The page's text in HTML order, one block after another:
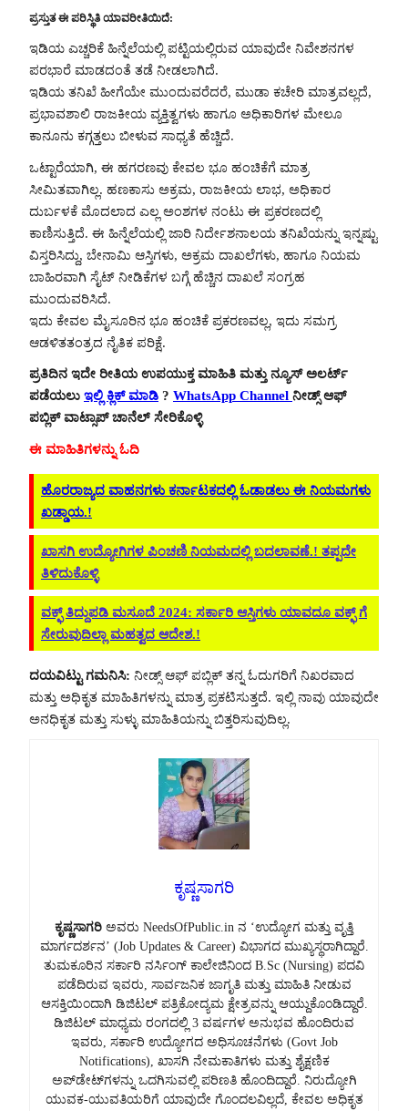
ಪ್ರಸ್ತುತ ಈ ಪರಿಸ್ಥಿತಿ ಯಾವರೀತಿಯಿದೆ:
ಇಡಿಯ ಎಚ್ಚರಿಕೆ ಹಿನ್ನೆಲೆಯಲ್ಲಿ ಪಟ್ಟಿಯಲ್ಲಿರುವ ಯಾವುದೇ ನಿವೇಶನಗಳ
ಪರಭಾರೆ ಮಾಡದಂತೆ ತಡೆ ನೀಡಲಾಗಿದೆ.
ಇಡಿಯ ತನಿಖೆ ಹೀಗೆಯೇ ಮುಂದುವರೆದರೆ, ಮುಡಾ ಕಚೇರಿ ಮಾತ್ರವಲ್ಲದೆ,
ಪ್ರಭಾವಶಾಲಿ ರಾಜಕೀಯ ವ್ಯಕ್ತಿತ್ವಗಳು ಹಾಗೂ ಅಧಿಕಾರಿಗಳ ಮೇಲೂ
ಕಾನೂನು ಕಗ್ಗತ್ತಲು ಬೀಳುವ ಸಾಧ್ಯತೆ ಹೆಚ್ಚಿದೆ.
ಒಟ್ಟಾರೆಯಾಗಿ, ಈ ಹಗರಣವು ಕೇವಲ ಭೂ ಹಂಚಿಕೆಗೆ ಮಾತ್ರ
ಸೀಮಿತವಾಗಿಲ್ಲ. ಹಣಕಾಸು ಅಕ್ರಮ, ರಾಜಕೀಯ ಲಾಭ, ಅಧಿಕಾರ
ದುರ್ಬಳಕೆ ಮೊದಲಾದ ಎಲ್ಲ ಅಂಶಗಳ ನಂಟು ಈ ಪ್ರಕರಣದಲ್ಲಿ
ಕಾಣಿಸುತ್ತಿದೆ. ಈ ಹಿನ್ನೆಲೆಯಲ್ಲಿ ಜಾರಿ ನಿರ್ದೇಶನಾಲಯ ತನಿಖೆಯನ್ನು ಇನ್ನಷ್ಟು
ವಿಸ್ತರಿಸಿದ್ದು, ಬೇನಾಮಿ ಆಸ್ತಿಗಳು, ಅಕ್ರಮ ದಾಖಲೆಗಳು, ಹಾಗೂ ನಿಯಮ
ಬಾಹಿರವಾಗಿ ಸೈಟ್ ನೀಡಿಕೆಗಳ ಬಗ್ಗೆ ಹೆಚ್ಚಿನ ದಾಖಲೆ ಸಂಗ್ರಹ
ಮುಂದುವರಿಸಿದೆ.
ಇದು ಕೇವಲ ಮೈಸೂರಿನ ಭೂ ಹಂಚಿಕೆ ಪ್ರಕರಣವಲ್ಲ, ಇದು ಸಮಗ್ರ
ಆಡಳಿತತಂತ್ರದ ನೈತಿಕ ಪರಿಕ್ಷೆ.
ಪ್ರತಿದಿನ ಇದೇ ರೀತಿಯ ಉಪಯುಕ್ತ ಮಾಹಿತಿ ಮತ್ತು ನ್ಯೂಸ್ ಅಲರ್ಟ್
ಪಡೆಯಲು ಇಲ್ಲಿ ಕ್ಲಿಕ್ ಮಾಡಿ ? WhatsApp Channel ನೀಡ್ಸ್ ಆಫ್
ಪಬ್ಲಿಕ್ ವಾಟ್ಸಾಪ್ ಚಾನೆಲ್ ಸೇರಿಕೊಳ್ಳಿ
ಈ ಮಾಹಿತಿಗಳನ್ನು ಓದಿ
ಹೊರರಾಜ್ಯದ ವಾಹನಗಳು ಕರ್ನಾಟಕದಲ್ಲಿ ಓಡಾಡಲು ಈ ನಿಯಮಗಳು
ಖಡ್ಡಾಯ.!
ಖಾಸಗಿ ಉದ್ಯೋಗಿಗಳ ಪಿಂಚಣಿ ನಿಯಮದಲ್ಲಿ ಬದಲಾವಣೆ.! ತಪ್ಪದೇ
ತಿಳಿದುಕೊಳ್ಳಿ
ವಕ್ಫ್ ತಿದ್ದುಪಡಿ ಮಸೂದೆ 2024: ಸರ್ಕಾರಿ ಆಸ್ತಿಗಳು ಯಾವದೂ ವಕ್ಫ್ ಗೆ
ಸೇರುವುದಿಲ್ಲಾ ಮಹತ್ವದ ಆದೇಶ.!
ದಯವಿಟ್ಟು ಗಮನಿಸಿ: ನೀಡ್ಸ್ ಆಫ್ ಪಬ್ಲಿಕ್ ತನ್ನ ಓದುಗರಿಗೆ ನಿಖರವಾದ
ಮತ್ತು ಅಧಿಕೃತ ಮಾಹಿತಿಗಳನ್ನು ಮಾತ್ರ ಪ್ರಕಟಿಸುತ್ತದೆ. ಇಲ್ಲಿ ನಾವು ಯಾವುದೇ
ಅನಧಿಕೃತ ಮತ್ತು ಸುಳ್ಳು ಮಾಹಿತಿಯನ್ನು ಬಿತ್ತರಿಸುವುದಿಲ್ಲ.
ಕೃಷ್ಣಸಾಗರಿ
ಕೃಷ್ಣಸಾಗರಿ ಅವರು NeedsOfPublic.in ನ ‘ಉದ್ಯೋಗ ಮತ್ತು ವೃತ್ತಿ
ಮಾರ್ಗದರ್ಶನ’ (Job Updates & Career) ವಿಭಾಗದ ಮುಖ್ಯಸ್ಥರಾಗಿದ್ದಾರೆ.
ತುಮಕೂರಿನ ಸರ್ಕಾರಿ ನರ್ಸಿಂಗ್ ಕಾಲೇಜಿನಿಂದ B.Sc (Nursing) ಪದವಿ
ಪಡೆದಿರುವ ಇವರು, ಸಾರ್ವಜನಿಕ ಜಾಗೃತಿ ಮತ್ತು ಮಾಹಿತಿ ನೀಡುವ
ಆಸಕ್ತಿಯಿಂದಾಗಿ ಡಿಜಿಟಲ್ ಪತ್ರಿಕೋದ್ಯಮ ಕ್ಷೇತ್ರವನ್ನು ಆಯ್ದುಕೊಂಡಿದ್ದಾರೆ.
ಡಿಜಿಟಲ್ ಮಾಧ್ಯಮ ರಂಗದಲ್ಲಿ 3 ವರ್ಷಗಳ ಅನುಭವ ಹೊಂದಿರುವ
ಇವರು, ಸರ್ಕಾರಿ ಉದ್ಯೋಗದ ಅಧಿಸೂಚನೆಗಳು (Govt Job
Notifications), ಖಾಸಗಿ ನೇಮಕಾತಿಗಳು ಮತ್ತು ಶೈಕ್ಷಣಿಕ
ಅಪ್‌ಡೇಟ್‌ಗಳನ್ನು ಒದಗಿಸುವಲ್ಲಿ ಪರಿಣತಿ ಹೊಂದಿದ್ದಾರೆ. ನಿರುದ್ಯೋಗಿ
ಯುವಕ-ಯುವತಿಯರಿಗೆ ಯಾವುದೇ ಗೊಂದಲವಿಲ್ಲದೆ, ಕೇವಲ ಅಧಿಕೃತ